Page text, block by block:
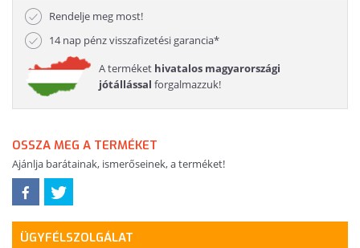
Rendelje meg most!
14 nap pénz visszafizetési garancia*
A terméket hivatalos magyarországi
jótállással forgalmazzuk!
OSSZA MEG A TERMÉKET
Ajánlja barátainak, ismerőseinek, a terméket!
ÜGYFÉLSZOLGÁLAT